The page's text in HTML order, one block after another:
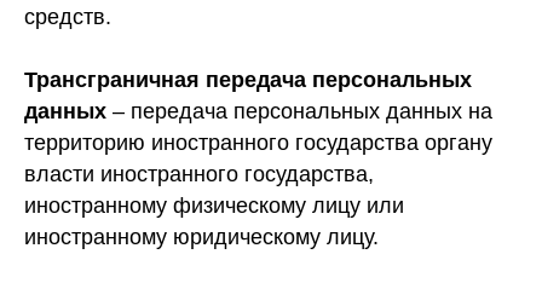
средств.
Трансграничная передача персональных
данных – передача персональных данных на
территорию иностранного государства органу
власти иностранного государства,
иностранному физическому лицу или
иностранному юридическому лицу.